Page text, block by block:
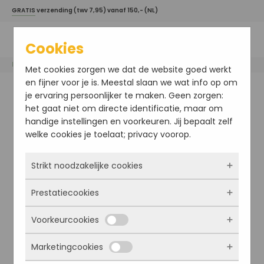
GRATIS verzending (twv 7,95) vanaf 150,- (NL)
Home / Esse / Biome Mist
Cookies
Met cookies zorgen we dat de website goed werkt
en fijner voor je is. Meestal slaan we wat info op om
je ervaring persoonlijker te maken. Geen zorgen:
het gaat niet om directe identificatie, maar om
handige instellingen en voorkeuren. Jij bepaalt zelf
welke cookies je toelaat; privacy voorop.
Strikt noodzakelijke cookies
Deze cookies zorgen ervoor dat de website
überhaupt werkt. Ze zijn dus altijd actief en
kunnen niet worden uitgezet. Meestal worden
ze alleen geplaatst als jij iets doet, zoals
inloggen, een formulier invullen of je
Prestatiecookies
Met deze cookies zien we hoe vaak onze site
bezocht wordt, waar bezoekers vandaan
komen en welke pagina’s populair zijn. Zo
Voorkeurcookies
Deze cookies onthouden jouw voorkeuren.
Marketingcookies